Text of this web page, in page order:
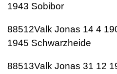
1943 Sobibor
88512Valk Jonas 14 4
1945 Schwarzheide
88513Valk Jonas 31 12